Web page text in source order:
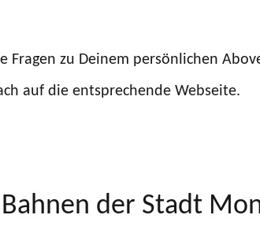
zu Deinem persönlichen
auf die entsprechende Webseite.
Bahnen der Stadt